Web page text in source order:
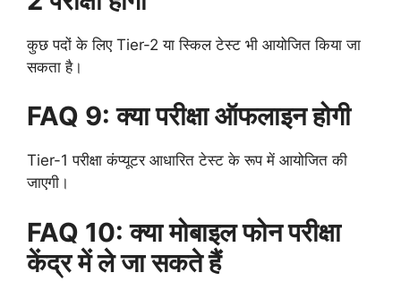
कुछ पदों के लिए Tier-2 या स्किल टेस्ट भी आयोजित किया जा
सकता है।
FAQ 9: क्या परीक्षा ऑफलाइन होगी
Tier-1 परीक्षा कंप्यूटर आधारित टेस्ट के रूप में आयोजित की
जाएगी।
FAQ 10: क्या मोबाइल फोन परीक्षा
केंद्र में ले जा सकते हैं